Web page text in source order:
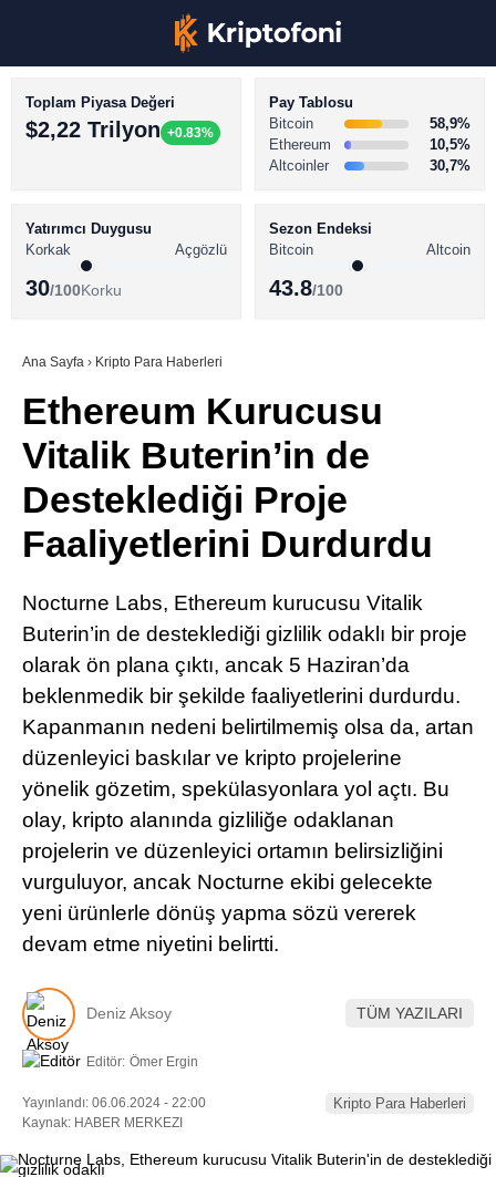
Youtube
TikTok
BİTCOİN HABERLERİ
ALTCOİN HABERLERİ
SÖZLÜK
Toplam Piyasa Değeri
$2,22 Trilyon +0.83%
Pay Tablosu
Bitcoin
58,9%
Ethereum
10,5%
Altcoinler
30,7%
Yatırımcı Duygusu
Korkak
Açgözlü
30/100Korku
Sezon Endeksi
Bitcoin
Altcoin
43.8/100
Ana Sayfa › Kripto Para Haberleri
Ethereum Kurucusu
Vitalik Buterin’in de
Desteklediği Proje
Faaliyetlerini Durdurdu
Nocturne Labs, Ethereum kurucusu Vitalik
Buterin’in de desteklediği gizlilik odaklı bir proje
olarak ön plana çıktı, ancak 5 Haziran’da
beklenmedik bir şekilde faaliyetlerini durdurdu.
Kapanmanın nedeni belirtilmemiş olsa da, artan
düzenleyici baskılar ve kripto projelerine
yönelik gözetim, spekülasyonlara yol açtı. Bu
olay, kripto alanında gizliliğe odaklanan
projelerin ve düzenleyici ortamın belirsizliğini
vurguluyor, ancak Nocturne ekibi gelecekte
yeni ürünlerle dönüş yapma sözü vererek
devam etme niyetini belirtti.
Deniz Aksoy TÜM YAZILARI
Editör: Ömer Ergin
Yayınlandı: 06.06.2024 - 22:00
Kaynak: HABER MERKEZI
Kripto Para Haberleri